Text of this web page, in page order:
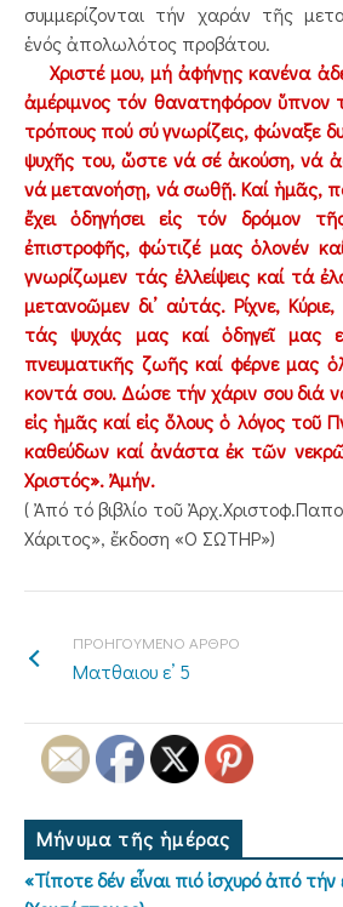
συμμερίζονται τήν χαράν τῆς
ἑνός ἀπολωλότος προβάτου.
Χριστέ μου, μή ἀφήνῃς κανένα
ἀμέριμνος τόν θανατηφόρον ὕπνον
τρόπους πού σύ γνωρίζεις, φώναξε
ψυχῆς του, ὥστε νά σέ ἀκούση, νά
νά μετανοήσῃ, νά σωθῇ. Καί ἡμᾶς,
ἔχει ὁδηγήσει εἰς τόν δρόμον
ἐπιστροφῆς, φώτιζέ μας ὁλονέν
γνωρίζωμεν τάς ἐλλείψεις καί τά
μετανοῶμεν δι’ αὐτάς. Ρίχνε,
τάς ψυχάς μας καί ὁδηγεῖ μας
πνευματικῆς ζωῆς καί φέρνε μας
κοντά σου. Δώσε τήν χάριν σου διά
εἰς ἡμᾶς καί εἰς ὅλους ὁ λόγος τοῦ
καθεύδων καί ἀνάστα ἐκ τῶν
Χριστός». Ἀμήν.
( Ἀπό τό βιβλίο τοῦ
Χάριτος», ἔκδοση «Ο ΣΩΤΗΡ»)
ΠΡΟΗΓΟΥΜΕΝΟ ΑΡΘΡΟ
Ματθαιου ε’ 5
Μήνυμα τῆς ἡμέρας
«Τίποτε δέν εἶναι πιό ἰσχυρό ἀπό τήν